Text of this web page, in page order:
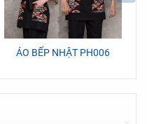
ÁO BẾP NHẬT PH006